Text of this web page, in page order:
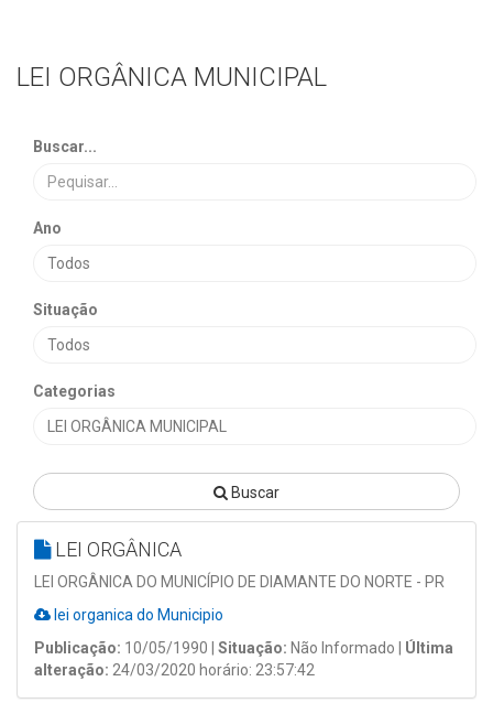
LEI ORGÂNICA MUNICIPAL
Buscar...
Ano
Situação
Categorias
Buscar
LEI ORGÂNICA
LEI ORGÂNICA DO MUNICÍPIO DE DIAMANTE DO NORTE - PR
lei organica do Municipio
Publicação: 10/05/1990 | Situação: Não Informado | Última
alteração: 24/03/2020 horário: 23:57:42